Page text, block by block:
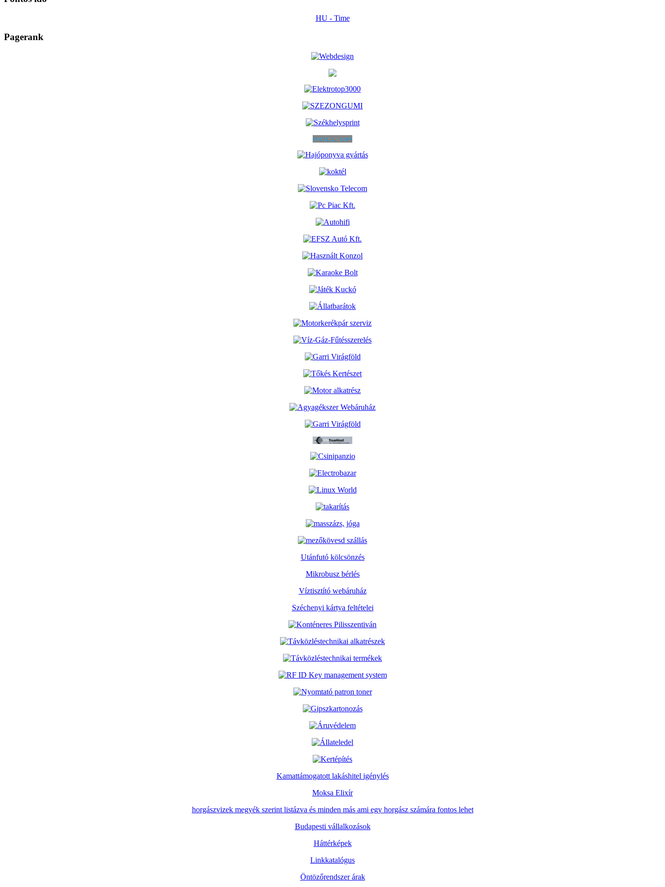
HU - Time
Pagerank
Utánfutó kölcsönzés
Mikrobusz bérlés
Víztisztító webáruház
Széchenyi kártya feltételei
Kamattámogatott lakáshitel igénylés
Moksa Elixír
horgászvizek megyék szerint listázva és minden más ami egy horgász számára fontos lehet
Budapesti vállalkozások
Háttérképek
Linkkatalógus
Öntözőrendszer árak